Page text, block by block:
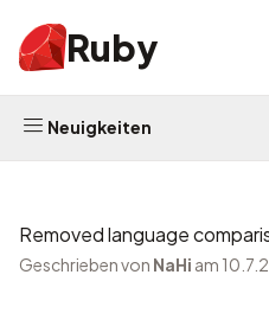
Ruby
Neuigkeiten
Removed language
Geschrieben von NaHi am